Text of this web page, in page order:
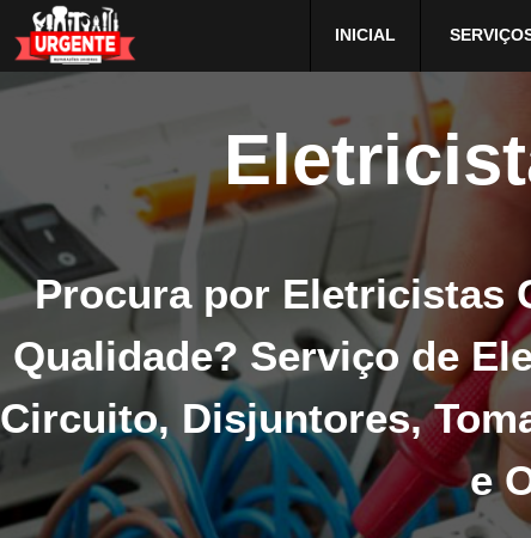
INICIAL
Procura por Eletricistas
Qualidade? Serviço de
Circuito, Disjuntores,
e